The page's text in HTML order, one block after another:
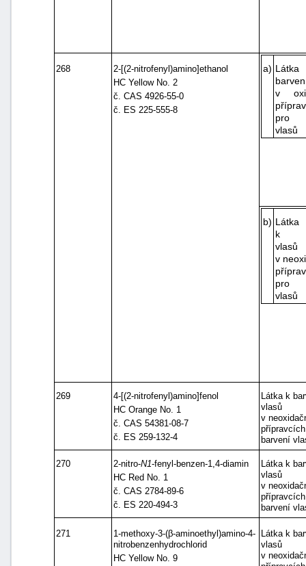
268
2-[(2-nitrofenyl)amino]ethanol
HC Yellow No. 2
č. CAS 4926-55-0
č. ES 225-555-8
a)
v
pro
vlasů
b) Látka
k
vlasů
v
pro
vlasů
269
4-[(2-nitrofenyl)amino]fenol
HC Orange No. 1
č. CAS 54381-08-7
č. ES 259-132-4
Látka k
vlasů
v
barvení
270 2-nitro-N1-fenyl-benzen-1,4-diamin
HC Red No. 1
č. CAS 2784-89-6
č. ES 220-494-3
Látka k
vlasů
v
barvení
271
1-methoxy-3-(β-aminoethyl)amino-4-
nitrobenzenhydrochlorid
HC Yellow No. 9
Látka k
vlasů
v